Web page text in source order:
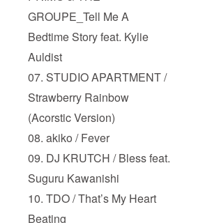
GROUPE_Tell Me A
Bedtime Story feat. Kylie
Auldist
07. STUDIO APARTMENT /
Strawberry Rainbow
(Acorstic Version)
08. akiko / Fever
09. DJ KRUTCH / Bless feat.
Suguru Kawanishi
10. TDO / That’s My Heart
Beating